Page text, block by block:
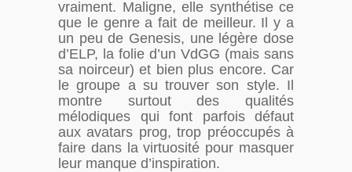
vraiment. Maligne, elle synthétise ce
que le genre a fait de meilleur. Il y a
un peu de Genesis, une légère dose
d’ELP, la folie d’un VdGG (mais sans
sa noirceur) et bien plus encore. Car
le groupe a su trouver son style. Il
montre surtout des qualités
mélodiques qui font parfois défaut
aux avatars prog, trop préoccupés à
faire dans la virtuosité pour masquer
leur manque d’inspiration.